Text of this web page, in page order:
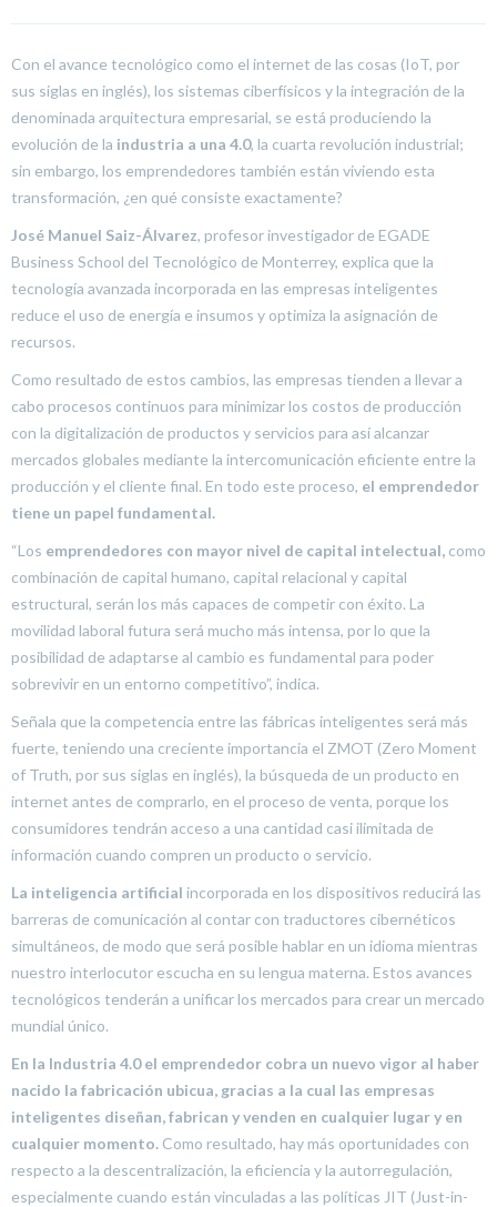
Con el avance tecnológico como el internet de las cosas (IoT, por
sus siglas en inglés), los sistemas ciberfísicos y la integración de la
denominada arquitectura empresarial, se está produciendo la
evolución de la industria a una 4.0, la cuarta revolución industrial;
sin embargo, los emprendedores también están viviendo esta
transformación, ¿en qué consiste exactamente?
José Manuel Saiz-Álvarez, profesor investigador de EGADE
Business School del Tecnológico de Monterrey, explica que la
tecnología avanzada incorporada en las empresas inteligentes
reduce el uso de energía e insumos y optimiza la asignación de
recursos.
Como resultado de estos cambios, las empresas tienden a llevar a
cabo procesos continuos para minimizar los costos de producción
con la digitalización de productos y servicios para así alcanzar
mercados globales mediante la intercomunicación eficiente entre la
producción y el cliente final. En todo este proceso, el emprendedor
tiene un papel fundamental.
“Los emprendedores con mayor nivel de capital intelectual, como
combinación de capital humano, capital relacional y capital
estructural, serán los más capaces de competir con éxito. La
movilidad laboral futura será mucho más intensa, por lo que la
posibilidad de adaptarse al cambio es fundamental para poder
sobrevivir en un entorno competitivo”, indica.
Señala que la competencia entre las fábricas inteligentes será más
fuerte, teniendo una creciente importancia el ZMOT (Zero Moment
of Truth, por sus siglas en inglés), la búsqueda de un producto en
internet antes de comprarlo, en el proceso de venta, porque los
consumidores tendrán acceso a una cantidad casi ilimitada de
información cuando compren un producto o servicio.
La inteligencia artificial incorporada en los dispositivos reducirá las
barreras de comunicación al contar con traductores cibernéticos
simultáneos, de modo que será posible hablar en un idioma mientras
nuestro interlocutor escucha en su lengua materna. Estos avances
tecnológicos tenderán a unificar los mercados para crear un mercado
mundial único.
En la Industria 4.0 el emprendedor cobra un nuevo vigor al haber
nacido la fabricación ubicua, gracias a la cual las empresas
inteligentes diseñan, fabrican y venden en cualquier lugar y en
cualquier momento. Como resultado, hay más oportunidades con
respecto a la descentralización, la eficiencia y la autorregulación,
especialmente cuando están vinculadas a las políticas JIT (Just-in-